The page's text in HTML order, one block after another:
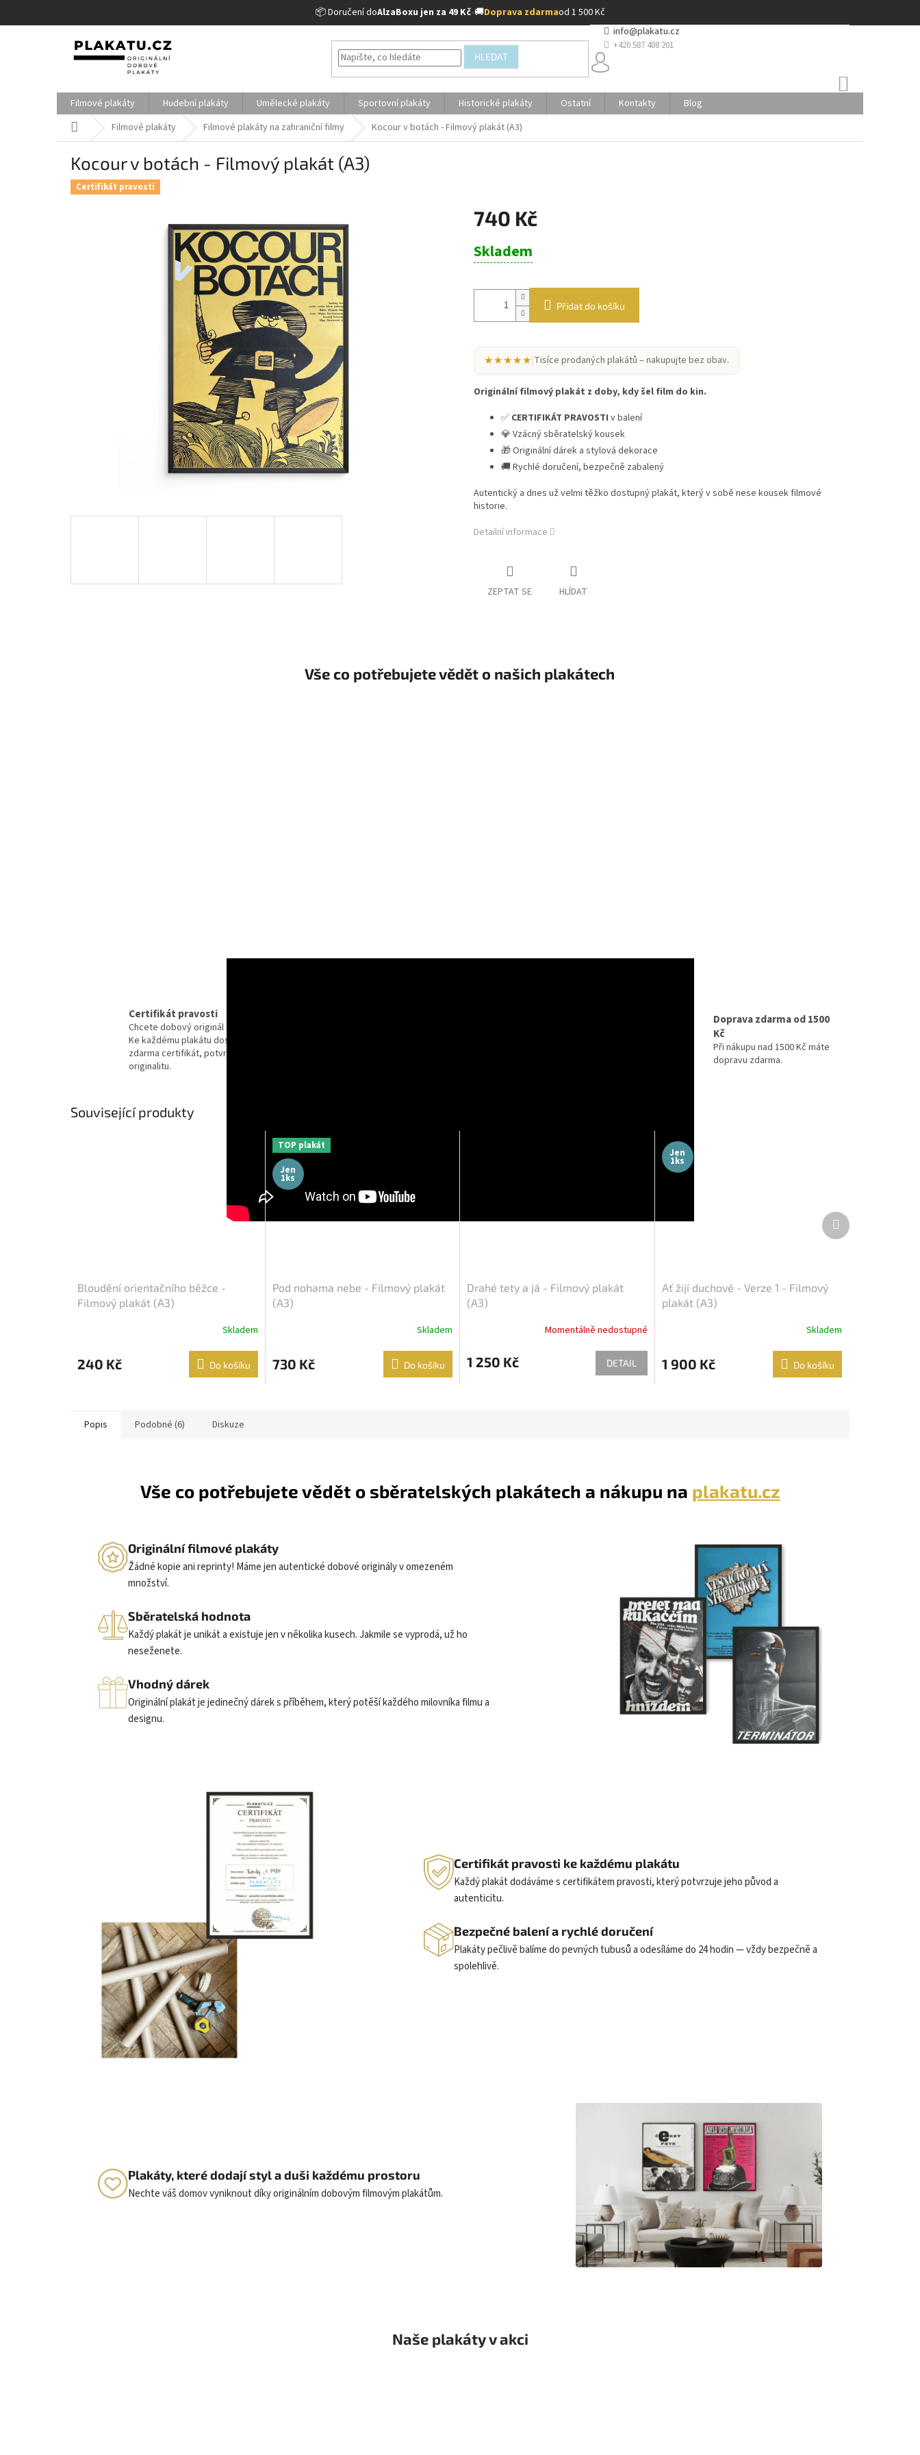
📦 Doručení doAlzaBoxu jen za 49 Kč•🚚Doprava zdarmaod 1 500 Kč
HLEDAT
+420 587 408 201
info@plakatu.cz
KOŠÍK
Filmové plakáty Hudební plakáty Umělecké plakáty Sportovní plakáty Historické plakáty Ostatní Kontakty
Blog
Domů Filmové plakáty Filmové plakáty na zahraniční filmy Kocour v botách - Filmový plakát (A3)
Kocour v botách - Filmový plakát (A3)
Certifikát pravosti
740 Kč
cena:
Skladem
Přidat do košíku
★★★★★|Tisíce prodaných plakátů – nakupujte bez obav.
Originální filmový plakát z doby, kdy šel film do kin.
✅ CERTIFIKÁT PRAVOSTI v balení
💎 Vzácný sběratelský kousek
🎁 Originální dárek a stylová dekorace
🚚 Rychlé doručení, bezpečně zabalený
Autentický a dnes už velmi těžko dostupný plakát, který v sobě nese kousek filmové
historie.
Detailní informace
ZEPTAT SE HLÍDAT
Vše co potřebujete vědět o našich plakátech
Certifikát pravosti
Chcete dobový originál z kina?
Ke každému plakátu dostanete
zdarma certifikát, potvrzující
originalitu.
Doprava zdarma od 1500
Kč
Při nákupu nad 1500 Kč máte
dopravu zdarma.
Související produkty
Bloudění orientačního běžce -
Filmový plakát (A3)
Skladem
240 Kč Do košíku
TOP plakát
Jen
1ks
Pod nohama nebe - Filmový plakát
(A3)
Skladem
730 Kč Do košíku
Drahé tety a já - Filmový plakát
(A3)
Momentálně nedostupné
1 250 Kč DETAIL
Jen
1ks
Ať žijí duchové - Verze 1 - Filmový
plakát (A3)
Skladem
1 900 Kč Do košíku
Další
produkt
Popis Podobné (6) Diskuze
Vše co potřebujete vědět o sběratelských plakátech a nákupu na plakatu.cz
Originální filmové plakáty
Žádné kopie ani reprinty! Máme jen autentické dobové originály v omezeném
množství.
Sběratelská hodnota
Každý plakát je unikát a existuje jen v několika kusech. Jakmile se vyprodá, už ho
neseženete.
Vhodný dárek
Originální plakát je jedinečný dárek s příběhem, který potěší každého milovníka filmu a
designu.
Certifikát pravosti ke každému plakátu
Každý plakát dodáváme s certifikátem pravosti, který potvrzuje jeho původ a
autenticitu.
Bezpečné balení a rychlé doručení
Plakáty pečlivě balíme do pevných tubusů a odesíláme do 24 hodin — vždy bezpečně a
spolehlivě.
Plakáty, které dodají styl a duši každému prostoru
Nechte váš domov vyniknout díky originálním dobovým filmovým plakátům.
Naše plakáty v akci